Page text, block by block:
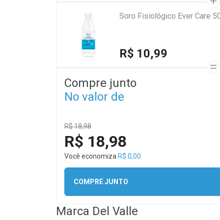
Soro Fisiológico Ever Care
R$ 10,99
Compre junto
No valor de
R$ 18,98
R$ 18,98
Você economiza R$ 0,00
COMPRE JUNTO
Marca Del Valle